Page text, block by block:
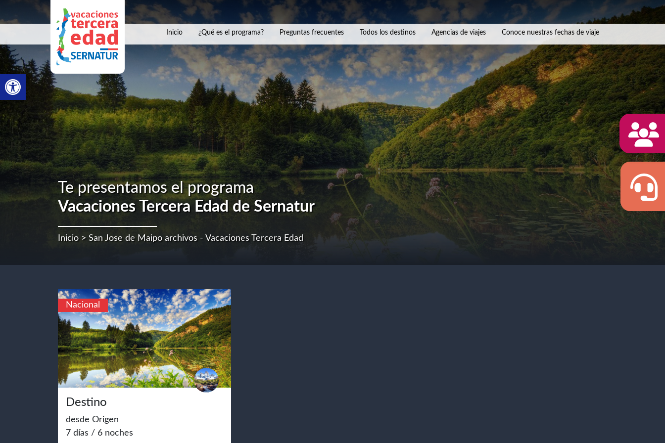
Abrir barra de herramientas
Inicio ¿Qué es el programa? Preguntas frecuentes Todos los destinos Agencias de viajes Conoce nuestras fechas de viaje
Te presentamos el programa
Vacaciones Tercera Edad de Sernatur
Inicio > San Jose de Maipo archivos - Vacaciones Tercera Edad
Nacional
Destino
desde Origen
7 días / 6 noches